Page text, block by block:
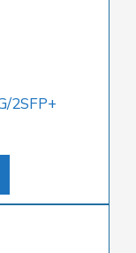
2SFP+